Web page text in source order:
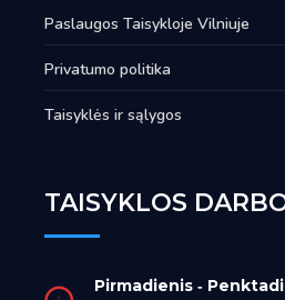
Paslaugos Taisykloje Vilniuje
Privatumo politika
Taisyklės ir sąlygos
TAISYKLOS
Pirmadienis ‑